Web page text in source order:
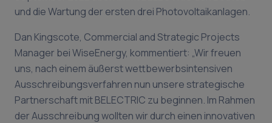
und die Wartung der ersten drei Photovoltaikanlagen.
Dan Kingscote, Commercial and Strategic Projects
Manager bei WiseEnergy, kommentiert: „Wir freuen
uns, nach einem äußerst wettbewerbsintensiven
Ausschreibungsverfahren nun unsere strategische
Partnerschaft mit BELECTRIC zu beginnen. Im Rahmen
der Ausschreibung wollten wir durch einen innovativen